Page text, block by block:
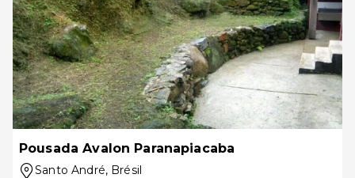
Pousada Avalon Paranapiacaba
Santo André, Brésil